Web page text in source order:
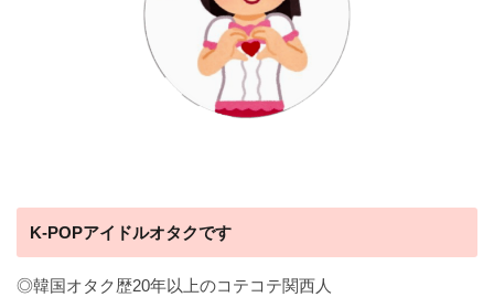
K-POPアイドルオタクです
◎韓国オタク歴20年以上のコテコテ関西人